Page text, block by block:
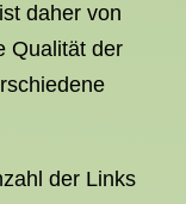
daher von
Qualität der
der Links